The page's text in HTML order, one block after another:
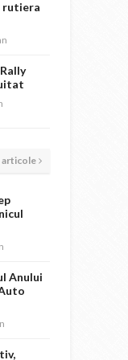
rutiera
articole
Anului